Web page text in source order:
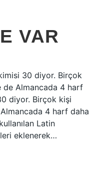
VAR
30 diyor. Birçok
de Almancada 4 harf
diyor. Birçok kişi
4 harf daha
Latin
eklenerek…